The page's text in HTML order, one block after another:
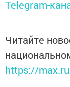
Telegram-
Читайте
https://